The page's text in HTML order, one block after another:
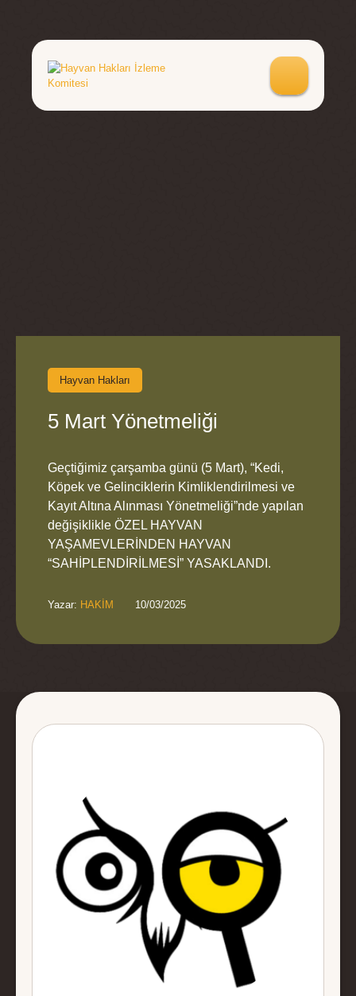
Hayvan Hakları
5 Mart Yönetmeliği
Geçtiğimiz çarşamba günü (5 Mart), “Kedi,
Köpek ve Gelinciklerin Kimliklendirilmesi ve
Kayıt Altına Alınması Yönetmeliği”nde yapılan
değişiklikle ÖZEL HAYVAN
YAŞAMEVLERİNDEN HAYVAN
“SAHİPLENDİRİLMESİ” YASAKLANDI.
Yazar: HAKİM 10/03/2025